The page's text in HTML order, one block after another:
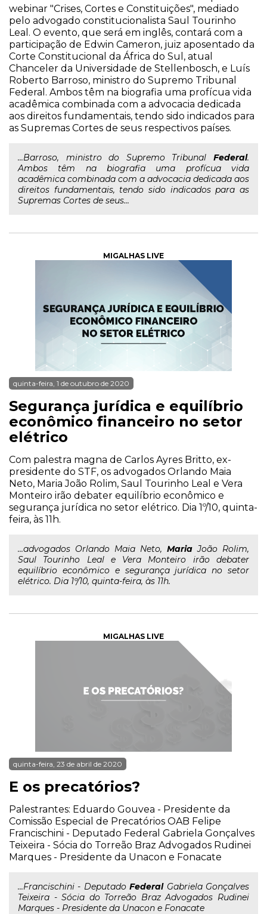
webinar "Crises, Cortes e Constituições", mediado
pelo advogado constitucionalista Saul Tourinho
Leal. O evento, que será em inglês, contará com a
participação de Edwin Cameron, juiz aposentado da
Corte Constitucional da África do Sul, atual
Chanceler da Universidade de Stellenbosch, e Luís
Roberto Barroso, ministro do Supremo Tribunal
Federal. Ambos têm na biografia uma profícua vida
acadêmica combinada com a advocacia dedicada
aos direitos fundamentais, tendo sido indicados para
as Supremas Cortes de seus respectivos países.
...Barroso, ministro do Supremo Tribunal Federal.
Ambos têm na biografia uma profícua vida
acadêmica combinada com a advocacia dedicada aos
direitos fundamentais, tendo sido indicados para as
Supremas Cortes de seus...
MIGALHAS LIVE
quinta-feira, 1 de outubro de 2020
Segurança jurídica e equilíbrio
econômico financeiro no setor
elétrico
Com palestra magna de Carlos Ayres Britto, ex-
presidente do STF, os advogados Orlando Maia
Neto, Maria João Rolim, Saul Tourinho Leal e Vera
Monteiro irão debater equilíbrio econômico e
segurança jurídica no setor elétrico. Dia 1º/10, quinta-
feira, às 11h.
...advogados Orlando Maia Neto, Maria João Rolim,
Saul Tourinho Leal e Vera Monteiro irão debater
equilíbrio econômico e segurança jurídica no setor
elétrico. Dia 1º/10, quinta-feira, às 11h.
MIGALHAS LIVE
quinta-feira, 23 de abril de 2020
E os precatórios?
Palestrantes: Eduardo Gouvea - Presidente da
Comissão Especial de Precatórios OAB Felipe
Francischini - Deputado Federal Gabriela Gonçalves
Teixeira - Sócia do Torreão Braz Advogados Rudinei
Marques - Presidente da Unacon e Fonacate
...Francischini - DeputadoFederalGabriela Gonçalves
Teixeira - Sócia do Torreão Braz Advogados Rudinei
Marques - Presidente da Unacon e Fonacate